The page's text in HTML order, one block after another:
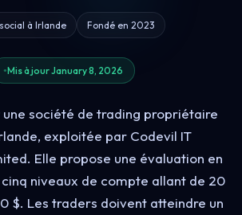
à Irlande Fondé en 2023
Mis à jour January 8, 2026
une société de trading propriétaire
exploitée par Codevil IT
Elle propose une évaluation en
niveaux de compte allant de 20
$. Les traders doivent atteindre un